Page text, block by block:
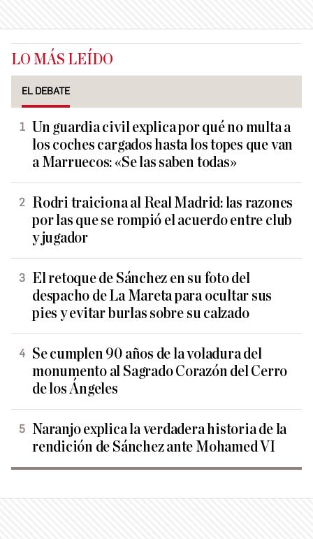
LO MÁS LEÍDO
EL DEBATE
Un guardia civil explica por qué no multa a
los coches cargados hasta los topes que van
a Marruecos: «Se las saben todas»
Rodri traiciona al Real Madrid: las razones
por las que se rompió el acuerdo entre club
y jugador
El retoque de Sánchez en su foto del
despacho de La Mareta para ocultar sus
pies y evitar burlas sobre su calzado
Se cumplen 90 años de la voladura del
monumento al Sagrado Corazón del Cerro
de los Ángeles
Naranjo explica la verdadera historia de la
rendición de Sánchez ante Mohamed VI